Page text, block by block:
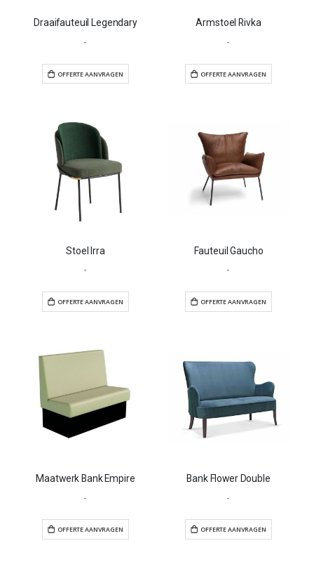
Draaifauteuil Legendary
-
OFFERTE AANVRAGEN
Armstoel Rivka
-
OFFERTE
Stoel Irra
-
OFFERTE AANVRAGEN
Fauteuil Gaucho
-
OFFERTE
Maatwerk Bank Empire
-
Bank Flower Double
-